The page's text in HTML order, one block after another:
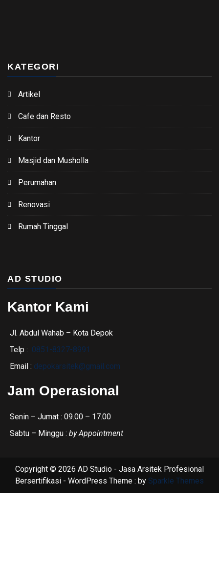
KATEGORI
Artikel
Cafe dan Resto
Kantor
Masjid dan Musholla
Perumahan
Renovasi
Rumah Tinggal
AD STUDIO
Kantor Kami
Jl. Abdul Wahab – Kota Depok
Telp : 0851-8327-8991
Email : depokarsitek@gmail.com
Jam Operasional
Senin – Jumat : 09.00 – 17.00
Sabtu – Minggu : by Appointment
Copyright © 2026 AD Studio - Jasa Arsitek Profesional
Bersertifikasi - WordPress Theme : by Sparkle Themes